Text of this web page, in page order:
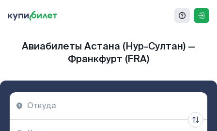
Авиабилеты Астана (Нур-Султан) —
Франкфурт (FRA)